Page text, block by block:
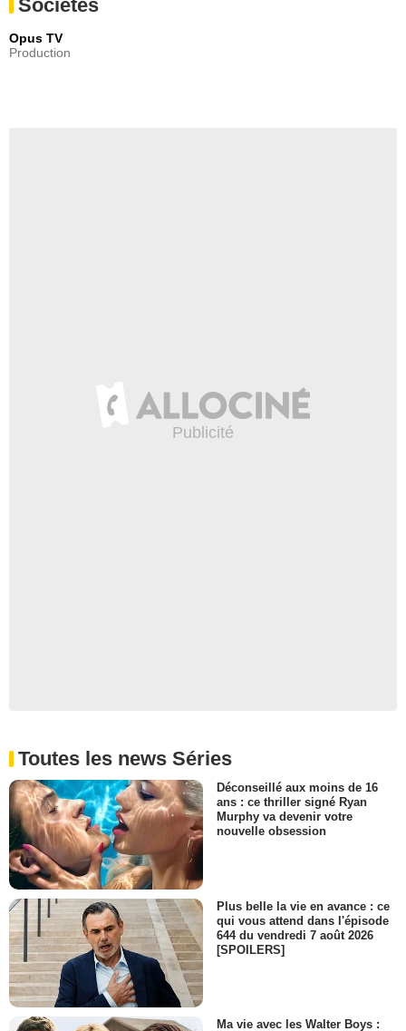
Sociétés
Opus TV
Production
Toutes les news Séries
Déconseillé aux moins de 16
ans : ce thriller signé Ryan
Murphy va devenir votre
nouvelle obsession
Plus belle la vie en avance : ce
qui vous attend dans l'épisode
644 du vendredi 7 août 2026
[SPOILERS]
Ma vie avec les Walter Boys :